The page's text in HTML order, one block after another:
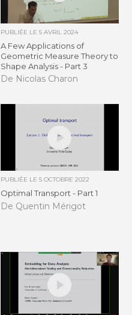
PUBLIÉE LE 5 AVRIL 2024
A Few Applications of
Geometric Measure Theory to
Shape Analysis - Part 3
De Nicolas Charon
PUBLIÉE LE 5 OCTOBRE 2022
Optimal Transport - Part 1
De Quentin Mérigot